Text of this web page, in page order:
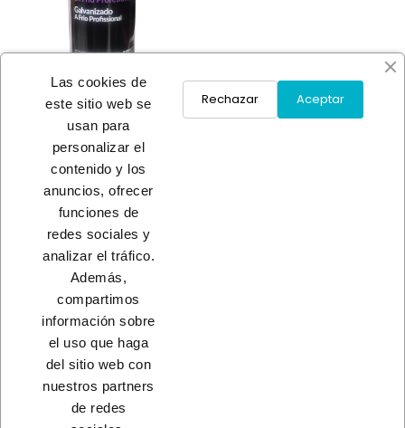
GALVANIZADO EN FRIO
PROFESIONA
4,90 €
CONTACTO
Las cookies de
este sitio web se
usan para
personalizar el
contenido y los
anuncios, ofrecer
funciones de
redes sociales y
analizar el tráfico.
Además,
compartimos
información sobre
el uso que haga
del sitio web con
nuestros partners
de redes
Aceptar
Rechazar